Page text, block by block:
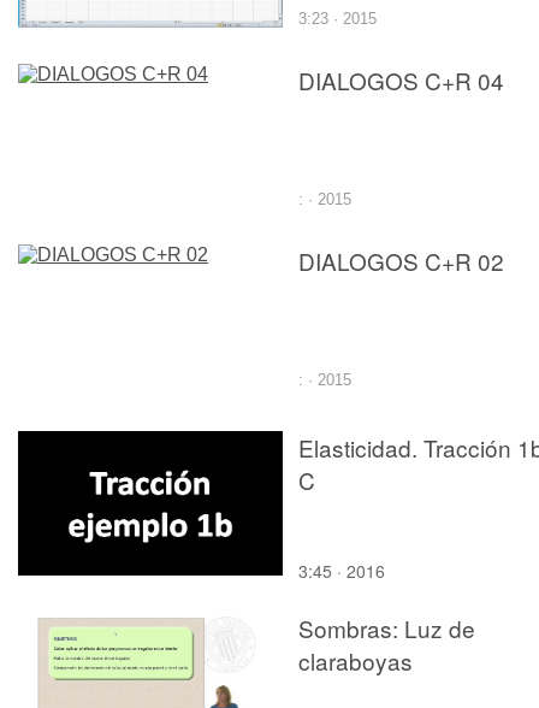
3:23 · 2015
DIALOGOS C+R 04
: · 2015
DIALOGOS C+R 02
: · 2015
Elasticidad. Tracción
C
3:45 · 2016
Sombras: Luz de
claraboyas